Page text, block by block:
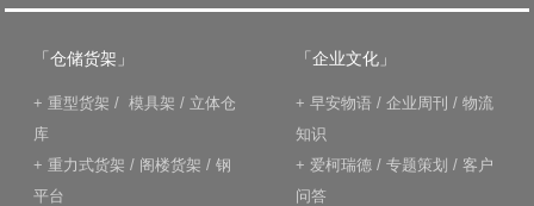
「仓储货架」
+ 重型货架 / 模具架 / 立体仓
库
+ 重力式货架 / 阁楼货架 / 钢
平台
「企业文化」
+ 早安物语 / 企业周刊 / 物流
知识
+ 爱柯瑞德 / 专题策划 / 客户
问答